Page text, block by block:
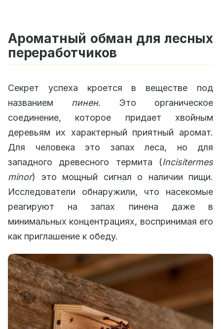
Ароматный обман для лесных
переработчиков
Секрет успеха кроется в веществе под
названием пинен. Это органическое
соединение, которое придает хвойным
деревьям их характерный приятный аромат.
Для человека это запах леса, но для
западного древесного термита (Incisitermes
minor) это мощный сигнал о наличии пищи.
Исследователи обнаружили, что насекомые
реагируют на запах пинена даже в
минимальных концентрациях, воспринимая его
как приглашение к обеду.